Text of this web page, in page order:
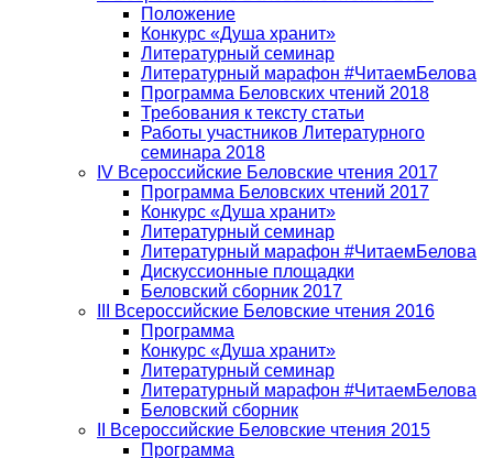
Положение
Конкурс «Душа хранит»
Литературный семинар
Литературный марафон #ЧитаемБелова
Программа Беловских чтений 2018
Требования к тексту статьи
Работы участников Литературного
семинара 2018
IV Всероссийские Беловские чтения 2017
Программа Беловских чтений 2017
Конкурс «Душа хранит»
Литературный семинар
Литературный марафон #ЧитаемБелова
Дискуссионные площадки
Беловский сборник 2017
III Всероссийские Беловские чтения 2016
Программа
Конкурс «Душа хранит»
Литературный семинар
Литературный марафон #ЧитаемБелова
Беловский сборник
II Всероссийские Беловские чтения 2015
Программа